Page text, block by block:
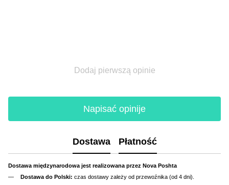
Dodaj pierwszą opinie
Napisać opinije
Dostawa Płatność
Dostawa międzynarodowa jest realizowana przez Nova Poshta
Dostawa do Polski: czas dostawy zależy od przewoźnika (od 4 dni).